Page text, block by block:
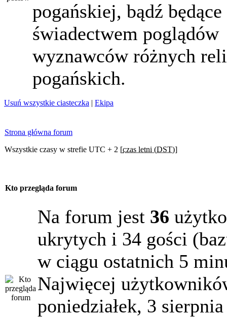
pogańskiej, bądź będące
świadectwem poglądów
wyznawców różnych
pogańskich.
Usuń wszystkie ciasteczka | Ekipa
Strona główna forum
Wszystkie czasy w strefie UTC + 2 [czas letni (DST)]
Kto przegląda forum
Na forum jest 36
ukrytych i 34 gości
w ciągu ostatnich 5
Najwięcej
poniedziałek, 3